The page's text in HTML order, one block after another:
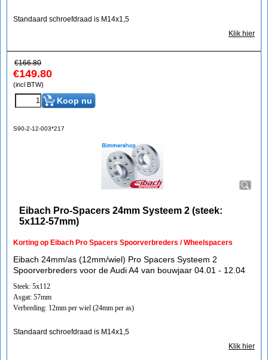
Standaard schroefdraad is M14x1,5
Klik hier
€166.80
€149.80
(incl BTW)
Koop nu
S90-2-12-003*217
Eibach Pro-Spacers 24mm Systeem 2 (steek:
5x112-57mm)
Korting op Eibach Pro Spacers Spoorverbreders / Wheelspacers
Eibach 24mm/as (12mm/wiel) Pro Spacers Systeem 2
Spoorverbreders voor de Audi A4 van bouwjaar 04.01 - 12.04
Steek: 5x112
Asgat: 57mm
Verbreding: 12mm per wiel (24mm per as)
Standaard schroefdraad is M14x1,5
Klik hier